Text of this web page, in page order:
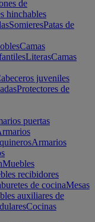
de
hinchables
SomieresPatas de
Camas
LiterasCamas
juveniles
Protectores de
puertas
Armarios
Muebles
recibidores
de cocinaMesas
auxiliares de
Cocinas